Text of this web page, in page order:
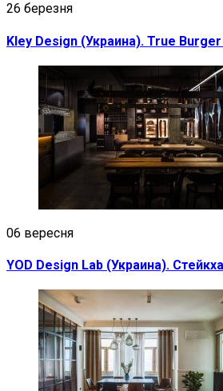
26 березня
Kley Design (Украина). True
06 вересня
YOD Design Lab (Украина).